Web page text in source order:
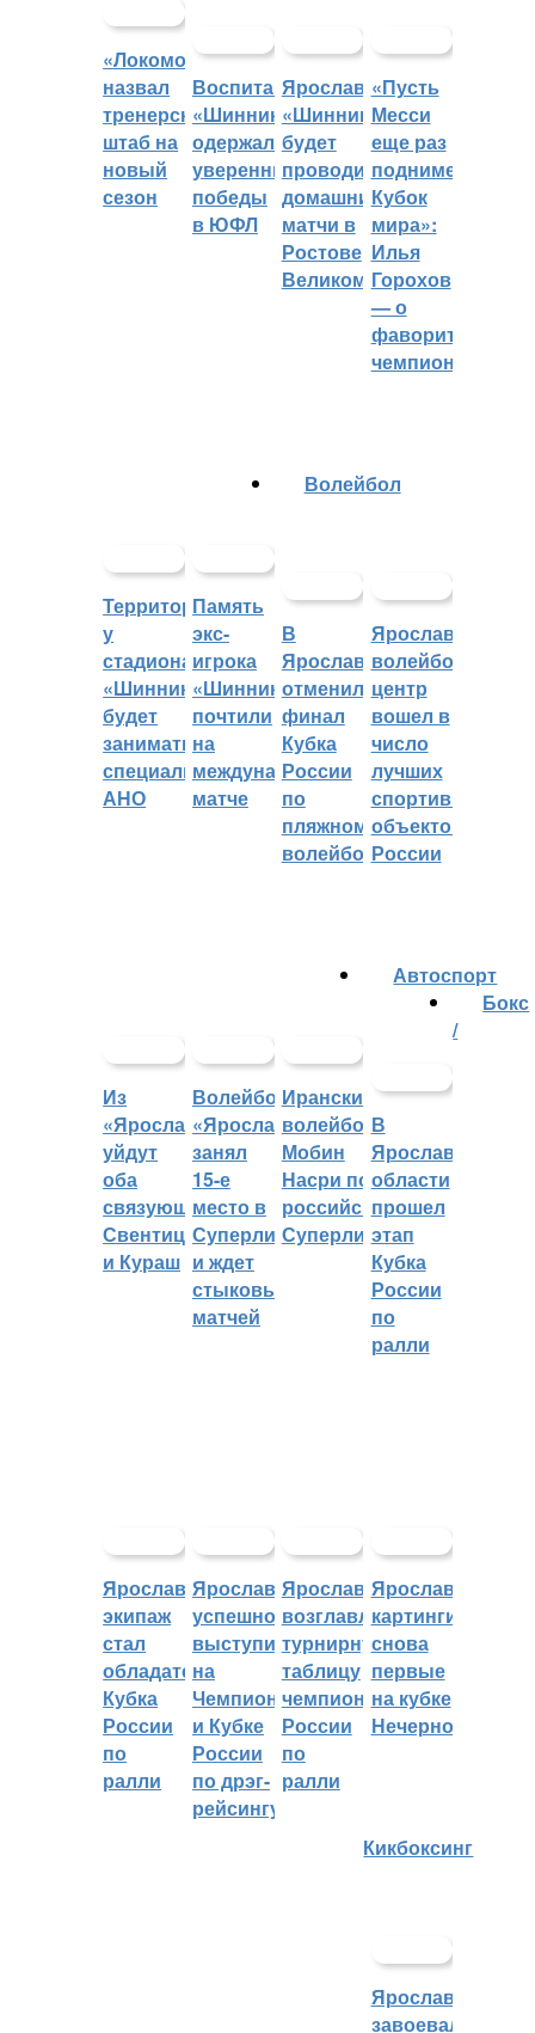
«Локомотив»
назвал
тренерский
штаб на
новый
сезон
Воспитанники
«Шинника»
одержали
уверенные
победы
в ЮФЛ
Ярославский
«Шинник»
будет
проводить
домашние
матчи в
Ростове
Великом
«Пусть
Месси
еще раз
поднимет
Кубок
мира»:
Илья
Горохов
— о
фаворитах
чемпионата
Территорией
у
стадиона
«Шинник»
будет
заниматься
специальное
АНО
Память
экс-
игрока
«Шинника»
почтили
на
международном
матче
Волейбол
В
Ярославле
отменили
финал
Кубка
России
по
пляжному
волейболу
Ярославский
волейбольный
центр
вошел в
число
лучших
спортивных
объектов
России
Из
«Ярославича»
уйдут
оба
связующих:
Свентицкис
и Кураш
Волейбольный
«Ярославич»
занял
15-е
место в
Суперлиге
и ждет
стыковых
матчей
Иранский
волейболист
Мобин
Насри покинет
российскую
Суперлигу
Автоспорт
В
Ярославской
области
прошел
этап
Кубка
России
по
ралли
Ярославский
экипаж
стал
обладателем
Кубка
России
по
ралли
Ярославцы
успешно
выступили
на
Чемпионате
и Кубке
России
по дрэг-
рейсингу
Ярославцы
возглавляют
турнирную
таблицу
чемпионата
России
по
ралли
Ярославские
картингисты
снова
первые
на кубке
Нечерноземья
Бокс
/
Кикбоксинг
Ярославцы
завоевали